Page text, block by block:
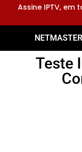
Assine IPTV,
Teste